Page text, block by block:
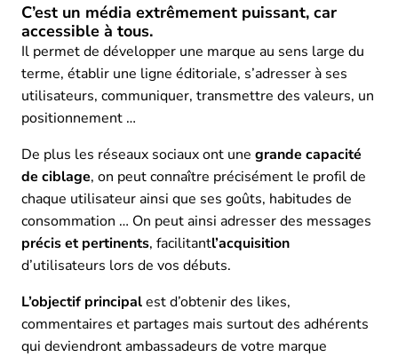
C’est un média extrêmement puissant, car
accessible à tous.
Il permet de développer une marque au sens large du
terme, établir une ligne éditoriale, s’adresser à ses
utilisateurs, communiquer, transmettre des valeurs, un
positionnement …
De plus les réseaux sociaux ont une grande capacité
de ciblage, on peut connaître précisément le profil de
chaque utilisateur ainsi que ses goûts, habitudes de
consommation … On peut ainsi adresser des messages
précis et pertinents, facilitantl’acquisition
d’utilisateurs lors de vos débuts.
L’objectif principalest d’obtenir des likes,
commentaires et partages mais surtout des adhérents
qui deviendront ambassadeurs de votre marque